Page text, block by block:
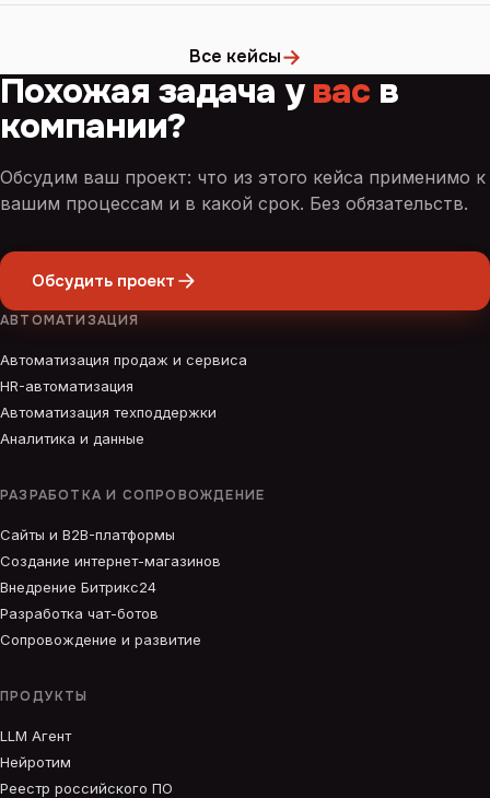
Все кейсы→
Похожая задача увасв
компании?
Обсудим ваш проект: что из этого кейса применимо к
вашим процессам и в какой срок. Без обязательств.
Обсудить проект
АВТОМАТИЗАЦИЯ
Автоматизация продаж и сервиса
HR-автоматизация
Автоматизация техподдержки
Аналитика и данные
РАЗРАБОТКА И СОПРОВОЖДЕНИЕ
Сайты и B2B-платформы
Создание интернет-магазинов
Внедрение Битрикс24
Разработка чат-ботов
Сопровождение и развитие
ПРОДУКТЫ
LLM Агент
Нейротим
Реестр российского ПО